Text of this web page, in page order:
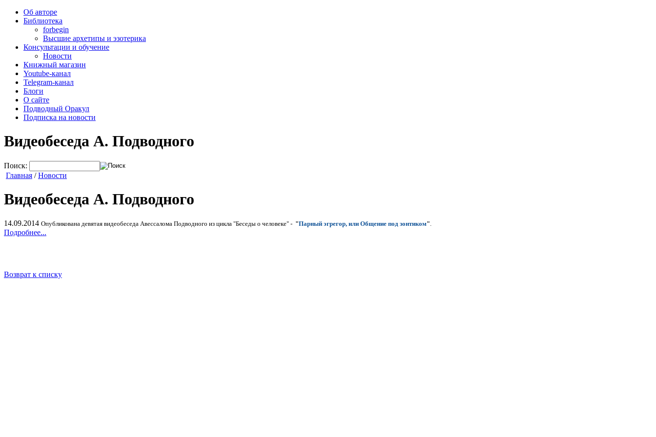
Об авторе
Библиотека
forbegin
Высшие архетипы и эзотерика
Консультации и обучение
Новости
Книжный магазин
Youtube-канал
Telegram-канал
Блоги
О сайте
Подводный Оракул
Подписка на новости
Видеобеседа А. Подводного
Поиск:
Главная /Новости
Видеобеседа А. Подводного
14.09.2014 Опубликована девятая видеобеседа Авессалома Подводного из цикла "Беседы о человеке" - "Парный эгрегор, или Общение под зонтиком"
Подробнее...
Возврат к списку